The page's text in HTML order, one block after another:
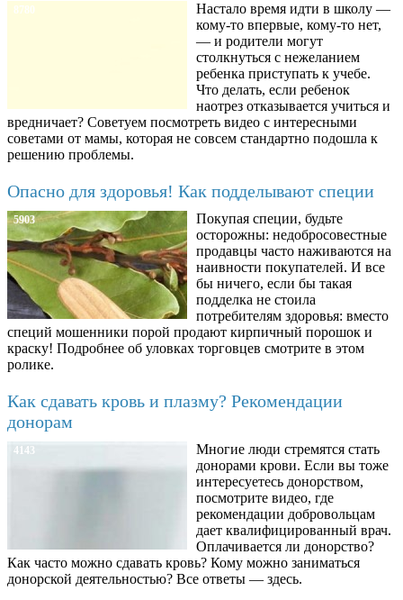
8780
Настало время идти в школу —
кому-то впервые, кому-то нет,
— и родители могут
столкнуться с нежеланием
ребенка приступать к учебе.
Что делать, если ребенок
наотрез отказывается учиться и
вредничает? Советуем посмотреть видео с интересными
советами от мамы, которая не совсем стандартно подошла к
решению проблемы.
Опасно для здоровья! Как подделывают специи
5903
Покупая специи, будьте
осторожны: недобросовестные
продавцы часто наживаются на
наивности покупателей. И все
бы ничего, если бы такая
подделка не стоила
потребителям здоровья: вместо
специй мошенники порой продают кирпичный порошок и
краску! Подробнее об уловках торговцев смотрите в этом
ролике.
Как сдавать кровь и плазму? Рекомендации
донорам
4143
Многие люди стремятся стать
донорами крови. Если вы тоже
интересуетесь донорством,
посмотрите видео, где
рекомендации добровольцам
дает квалифицированный врач.
Оплачивается ли донорство?
Как часто можно сдавать кровь? Кому можно заниматься
донорской деятельностью? Все ответы — здесь.